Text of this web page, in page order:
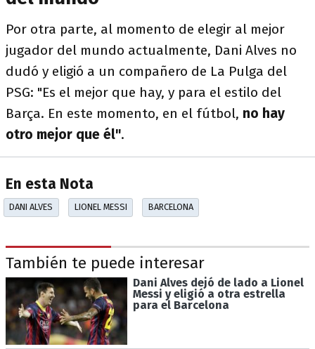
Por otra parte, al momento de elegir al mejor
jugador del mundo actualmente, Dani Alves no
dudó y eligió a un compañero de La Pulga del
PSG: "Es el mejor que hay, y para el estilo del
Barça. En este momento, en el fútbol, no hay
otro mejor que él".
En esta Nota
DANI ALVES LIONEL MESSI BARCELONA
También te puede interesar
Dani Alves dejó de lado a Lionel
Messi y eligió a otra estrella
para el Barcelona